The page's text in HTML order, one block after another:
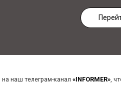
наш телеграм-канал «INFORMER»,